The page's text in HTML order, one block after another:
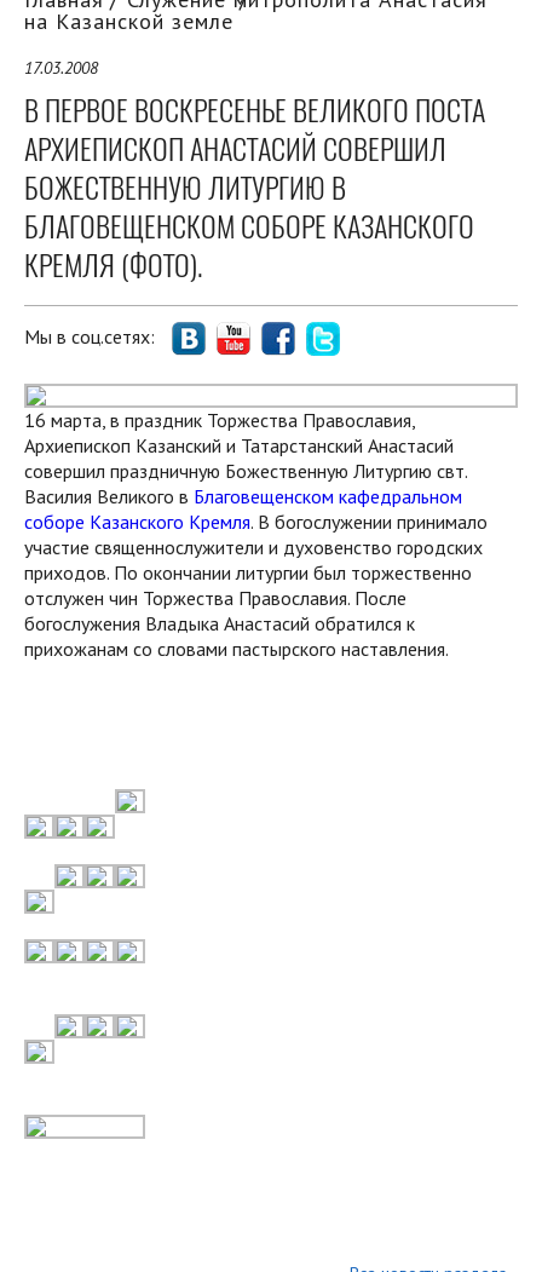
на Казанской земле
17.03.2008
В ПЕРВОЕ ВОСКРЕСЕНЬЕ ВЕЛИКОГО ПОСТА
АРХИЕПИСКОП АНАСТАСИЙ СОВЕРШИЛ
БОЖЕСТВЕННУЮ ЛИТУРГИЮ В
БЛАГОВЕЩЕНСКОМ СОБОРЕ КАЗАНСКОГО
КРЕМЛЯ (ФОТО).
Мы в соц.сетях:
16 марта, в праздник Торжества Православия,
Архиепископ Казанский и Татарстанский Анастасий
совершил праздничную Божественную Литургию свт.
Василия Великого в Благовещенском кафедральном
соборе Казанского Кремля. В богослужении принимало
участие священнослужители и духовенство городских
приходов. По окончании литургии был торжественно
отслужен чин Торжества Православия. После
богослужения Владыка Анастасий обратился к
прихожанам со словами пастырского наставления.